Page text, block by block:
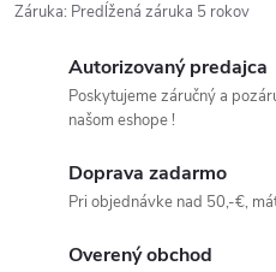
Záruka: Predĺžená záruka 5 rokov
Autorizovaný predajca
Poskytujeme záručný a
našom eshope !
Doprava zadarmo
Pri objednávke nad 50,-€,
Overený obchod